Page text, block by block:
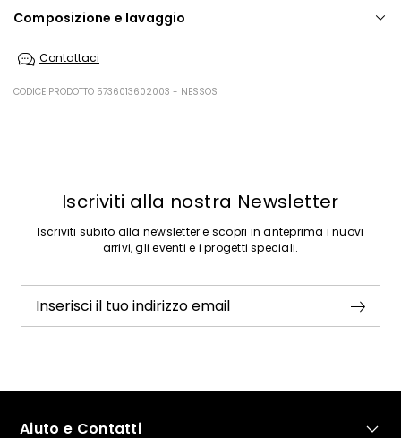
Composizione e lavaggio
asciugare in tamburo; asciugare appeso in ombra; ferro tiepido max
umido professionale.
Contattaci
CODICE PRODOTTO 5736013602003 - NESSOS
Iscriviti alla nostra Newsletter
Iscriviti subito alla newsletter e scopri in anteprima i nuovi
arrivi, gli eventi e i progetti speciali.
Inserisci il tuo indirizzo email
Aiuto e Contatti